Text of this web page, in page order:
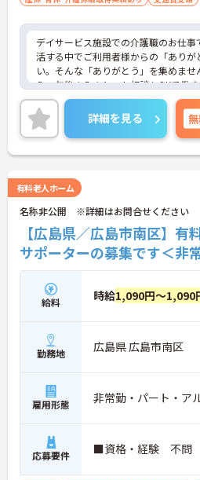
デイサービス施設での介護職のお仕事
活する中でご利用者様からの「ありが
い。そんな「ありがとう」を集めませ
み・午後のみのシフト相談もOKで働
す♪ご興味のある方には、面接対策ポ
らに詳細をお話いたしますので、お気
ださい。
詳細を見る
有料老人ホーム
名称非公開 ※詳細はお問合せください
【広島県／広島市南区】有
サポーターの募集です＜非
給料 時給1,090円～1,090
勤務地 広島県 広島市南区
雇用形態 非常勤・パート・ア
応募要件 ■資格・経験 不問